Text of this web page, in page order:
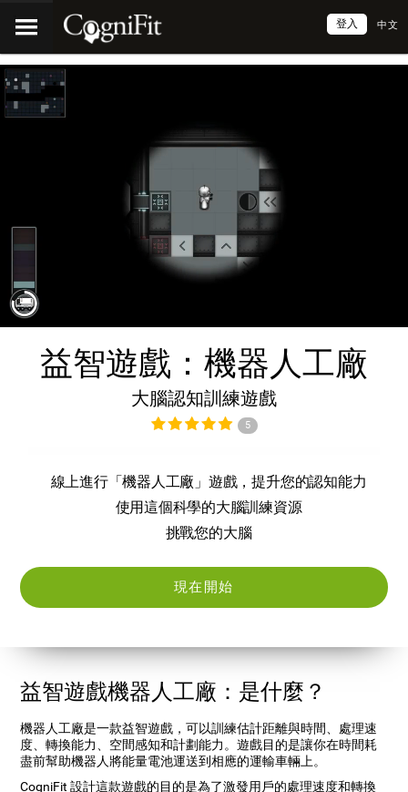
中文
登入
益智遊戲：機器人工廠
大腦認知訓練遊戲
5
線上進行「機器人工廠」遊戲，提升您的認知能力
使用這個科學的大腦訓練資源
挑戰您的大腦
現在開始
益智遊戲機器人工廠：是什麼？
機器人工廠是一款益智遊戲，可以訓練估計距離與時間、處理速
度、轉換能力、空間感知和計劃能力。遊戲目的是讓你在時間耗
盡前幫助機器人將能量電池運送到相應的運輸車輛上。
CogniFit 設計這款遊戲的目的是為了激發用戶的處理速度和轉換